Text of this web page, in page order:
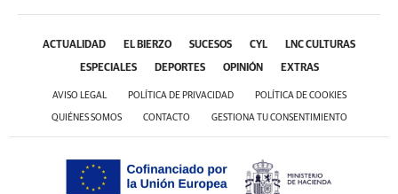
ACTUALIDAD EL BIERZO SUCESOS CYL LNC CULTURAS
ESPECIALES DEPORTES OPINIÓN EXTRAS
AVISO LEGAL POLÍTICA DE PRIVACIDAD POLÍTICA DE COOKIES
QUIÉNES SOMOS CONTACTO GESTIONA TU CONSENTIMIENTO